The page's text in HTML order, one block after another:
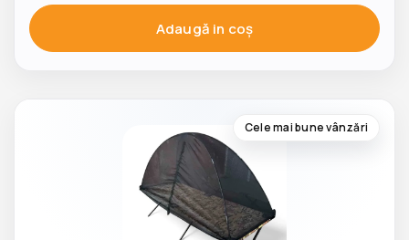
Adaugă in coş
Cele mai bune vânzări